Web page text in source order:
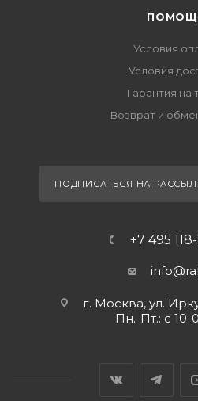
Условия
Условия
Гарантия на
Возврат и
ПОДПИСАТЬСЯ НА
+7 495
г. Москва, ул.
Пн.-Пт.: с 10-